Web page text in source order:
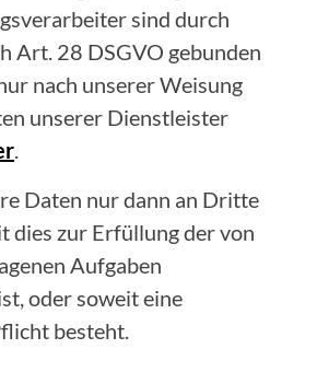
sind durch
Art. 28 DSGVO gebunden
nach unserer Weisung
unserer Dienstleister
.
Daten nur dann an Dritte
dies zur Erfüllung der von
Aufgaben
oder soweit eine
besteht.